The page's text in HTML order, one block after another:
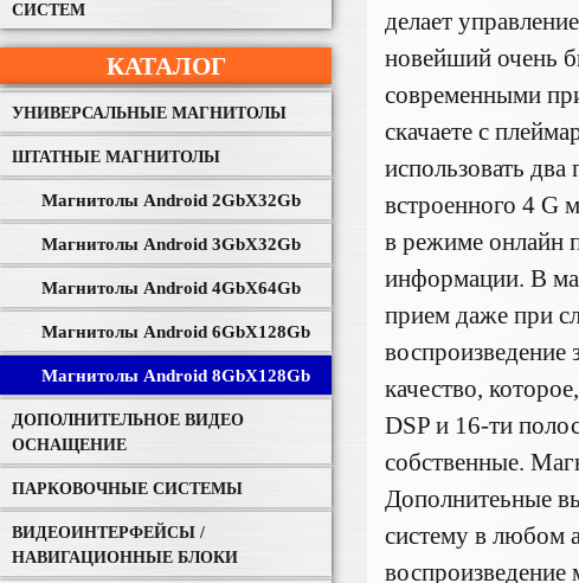
СИСТЕМ
КАТАЛОГ
УНИВЕРСАЛЬНЫЕ МАГНИТОЛЫ
ШТАТНЫЕ МАГНИТОЛЫ
Магнитолы Android 2GbХ32Gb
Магнитолы Android 3GbХ32Gb
Магнитолы Android 4GbХ64Gb
Магнитолы Android 6GbХ128Gb
Магнитолы Android 8GbХ128Gb
ДОПОЛНИТЕЛЬНОЕ ВИДЕО
ОСНАЩЕНИЕ
ПАРКОВОЧНЫЕ СИСТЕМЫ
ВИДЕОИНТЕРФЕЙСЫ /
НАВИГАЦИОННЫЕ БЛОКИ
делает
новейший очень
современными
скачаете с
использовать
встроенного 4 G
в режиме онлайн
информации. В
прием даже при
воспроизведение
качество,
DSP и 16-ти
собственные.
Дополнитеьные
систему в любом
воспроизведение